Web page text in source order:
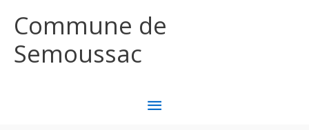
Commune de
Semoussac
MENU